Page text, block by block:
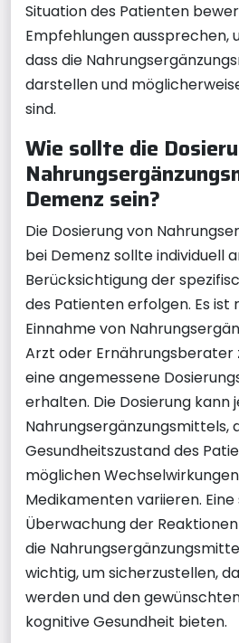
Situation des Patienten
Empfehlungen aussprechen,
dass die
darstellen und
sind.
Wie sollte die
Demenz sein?
Die Dosierung von
bei Demenz sollte individuell
Berücksichtigung der
des Patienten erfolgen. Es ist
Einnahme von
Arzt oder Ernährungsberater
eine angemessene
erhalten. Die Dosierung kann
Nahrungsergänzungsmittels,
Gesundheitszustand des
möglichen
Medikamenten variieren.
Überwachung der
die
wichtig, um sicherzustellen,
werden und den
kognitive Gesundheit bieten.